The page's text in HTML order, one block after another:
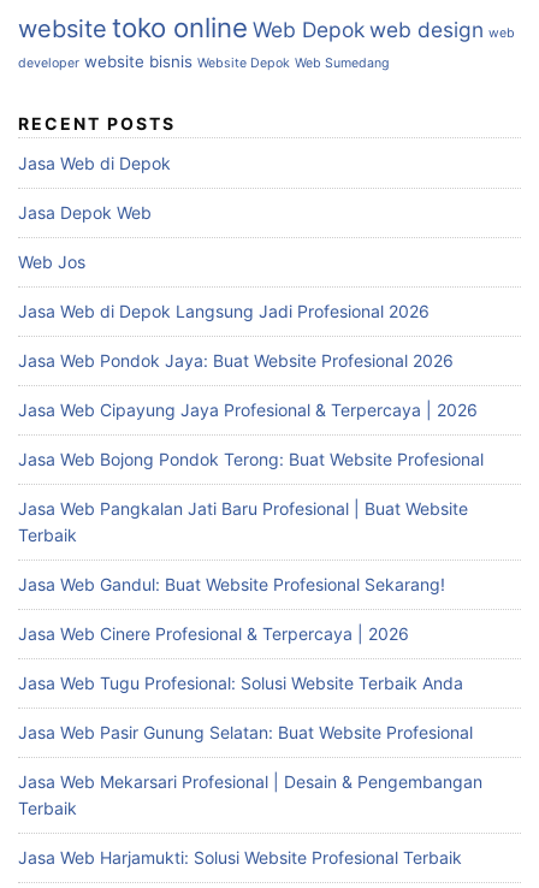
website toko online Web Depokweb design web
developer website bisnis Website Depok Web Sumedang
RECENT POSTS
Jasa Web di Depok
Jasa Depok Web
Web Jos
Jasa Web di Depok Langsung Jadi Profesional 2026
Jasa Web Pondok Jaya: Buat Website Profesional 2026
Jasa Web Cipayung Jaya Profesional & Terpercaya | 2026
Jasa Web Bojong Pondok Terong: Buat Website Profesional
Jasa Web Pangkalan Jati Baru Profesional | Buat Website
Terbaik
Jasa Web Gandul: Buat Website Profesional Sekarang!
Jasa Web Cinere Profesional & Terpercaya | 2026
Jasa Web Tugu Profesional: Solusi Website Terbaik Anda
Jasa Web Pasir Gunung Selatan: Buat Website Profesional
Jasa Web Mekarsari Profesional | Desain & Pengembangan
Terbaik
Jasa Web Harjamukti: Solusi Website Profesional Terbaik